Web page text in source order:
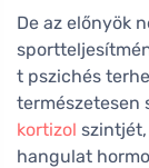
De az előnyök
t pszichés
természetesen
kortizol
hangulat